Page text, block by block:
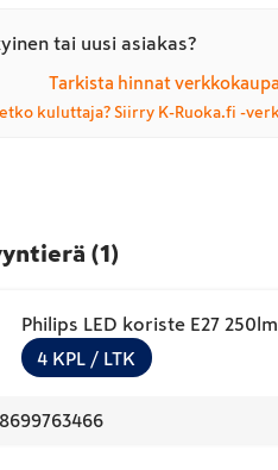
tai uusi asiakas?
Tarkista hinnat
kuluttaja? Siirry K-Ruoka.fi -
(1 )
Philips LED koriste E27
4 KPL / LTK